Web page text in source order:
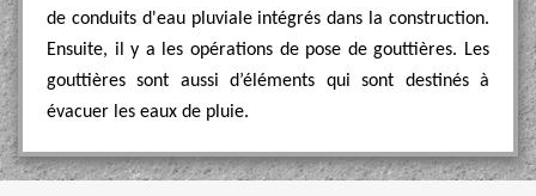
de conduits d'eau pluviale intégrés dans la construction.
Ensuite, il y a les opérations de pose de gouttières. Les
gouttières sont aussi d’éléments qui sont destinés à
évacuer les eaux de pluie.